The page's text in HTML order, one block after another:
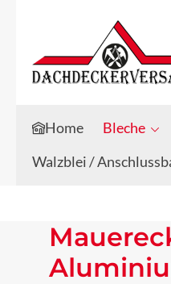
Zum Hauptinhalt springen
Zur Suche springen
Home Bleche
Walzblei /